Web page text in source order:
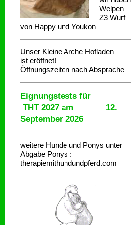
Welpen
Z3 Wurf
von Happy und Youkon
Unser Kleine Arche Hofladen
ist eröffnet!
Öffnungszeiten nach Absprache
Eignungstests für
THT 2027 am 12.
September 2026
weitere Hunde und Ponys unter
Abgabe Ponys :
therapiemithundundpferd.com